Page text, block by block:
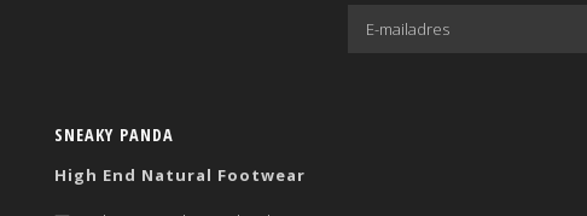
SNEAKY PANDA
High End Natural Footwear